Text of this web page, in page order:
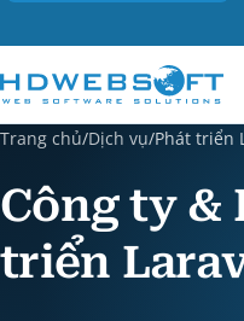
Trang chủ/Dịch vụ/Phát triển
Công ty &
triển